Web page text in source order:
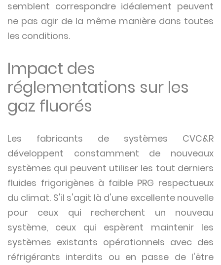
semblent correspondre idéalement peuvent
ne pas agir de la même manière dans toutes
les conditions.
Impact des
réglementations sur les
gaz fluorés
Les fabricants de systèmes CVC&R
développent constamment de nouveaux
systèmes qui peuvent utiliser les tout derniers
fluides frigorigènes à faible PRG respectueux
du climat. S'il s'agit là d'une excellente nouvelle
pour ceux qui recherchent un nouveau
système, ceux qui espèrent maintenir les
systèmes existants opérationnels avec des
réfrigérants interdits ou en passe de l'être